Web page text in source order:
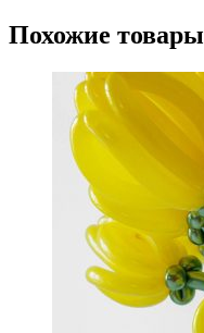
Похожие товары